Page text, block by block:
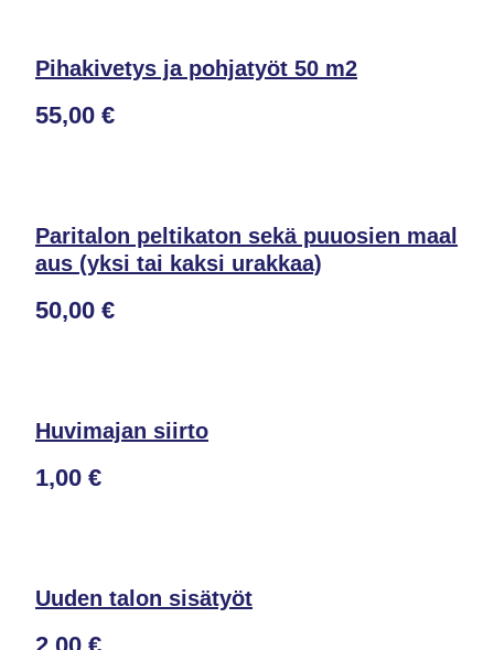
Pihakivetys ja pohjatyöt 50 m2
55,00 €
Paritalon peltikaton sekä puuosien maal
aus (yksi tai kaksi urakkaa)
50,00 €
Huvimajan siirto
1,00 €
Uuden talon sisätyöt